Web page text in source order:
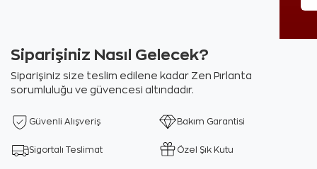
Siparişiniz Nasıl Gelecek?
Siparişiniz size teslim edilene kadar Zen Pırlanta
sorumluluğu ve güvencesi altındadır.
Güvenli Alışveriş Bakım Garantisi
Sigortalı Teslimat Özel Şık Kutu